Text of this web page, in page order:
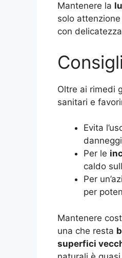
Mantenere la
solo attenzione
con delicatezza
Oltre ai rimedi
sanitari e
Evita
Per le
caldo
Per
per
Mantenere
una che resta
superfici